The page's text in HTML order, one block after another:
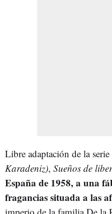
Libre adaptación de la
Karadeniz), Sueños de
España de 1958, a una
fragancias situada a las